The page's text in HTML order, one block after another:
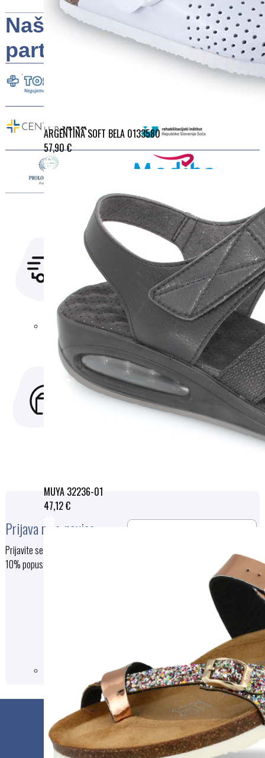
ARGENTINA SOFT BELA 0133580
57,90 €
MUYA 32236-01
47,12 €
Naši
partnerji
HITRA
DOSTAVA
Naročila
oddana
do15h
odpremimo
še isti dan
VARNO
VRAČILO
Postopek
naročil in
plačilje
varen,
zanesljiv
inenostaven
za uporabo.
MOŽNOST
VRAČILA
V kolikor z
izdelkom
nistezadovoljni
DARILNI BONI
Ne veste kaj
podariti za
darilo. Z
darilnim
bonom ne
booste
Prijava na e-novice
Prijavite se na e-novice in prejmite
10% popust ob prvem nakupu
S pošiljanjem podatkov ste seznanjeni s
, specifičnimi nameni
uporabe in vašimi pravicami glede
uporabe osebnih podatkov.
Podjetje